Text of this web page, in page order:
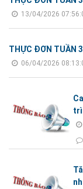
13/04/2026
THỰC ĐƠN TUẦN
06/04/2026